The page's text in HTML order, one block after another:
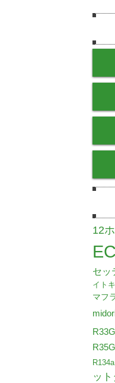
12
セッ
イト
マフ
ッ